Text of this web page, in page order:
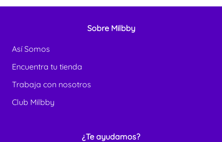
Sobre Milbby
Así Somos
Encuentra tu tienda
Trabaja con nosotros
Club Milbby
¿Te ayudamos?